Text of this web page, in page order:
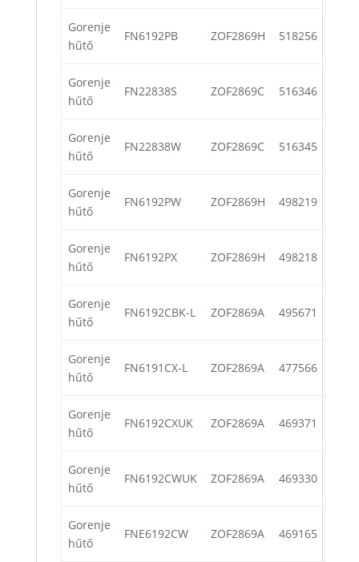
Gorenje
hűtő
FN6192PB ZOF2869H 518256
Gorenje
hűtő
FN22838S ZOF2869C 516346
Gorenje
hűtő
FN22838W ZOF2869C 516345
Gorenje
hűtő
FN6192PW ZOF2869H 498219
Gorenje
hűtő
FN6192PX ZOF2869H 498218
Gorenje
hűtő
FN6192CBK-L ZOF2869A 495671
Gorenje
hűtő
FN6191CX-L ZOF2869A 477566
Gorenje
hűtő
FN6192CXUK ZOF2869A 469371
Gorenje
hűtő
FN6192CWUK ZOF2869A 469330
Gorenje
hűtő
FNE6192CW ZOF2869A 469165